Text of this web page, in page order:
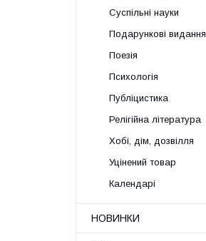
Суспільні науки
Подарункові видання
Поезія
Психологія
Публіцистика
Релігійна література
Хобі, дім, дозвілля
Уцінений товар
Календарі
НОВИНКИ